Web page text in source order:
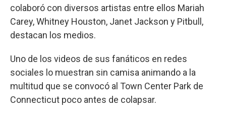
colaboró con diversos artistas entre ellos Mariah
Carey, Whitney Houston, Janet Jackson y Pitbull,
destacan los medios.
Uno de los videos de sus fanáticos en redes
sociales lo muestran sin camisa animando a la
multitud que se convocó al Town Center Park de
Connecticut poco antes de colapsar.